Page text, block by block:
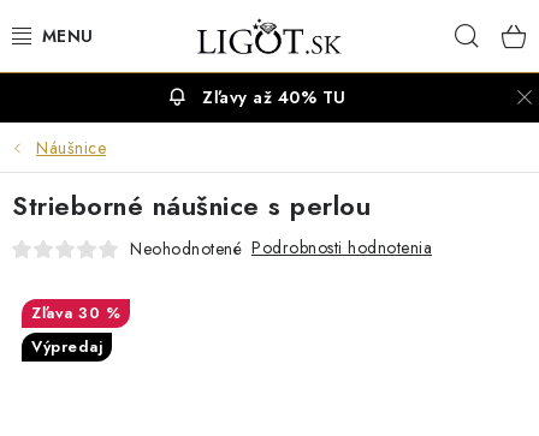
na
PRSTENE
Zľavy až 40% TU
Náušnice
Strieborné náušnice s perlou
Neohodnotené Podrobnosti hodnotenia
30 %
Výpredaj